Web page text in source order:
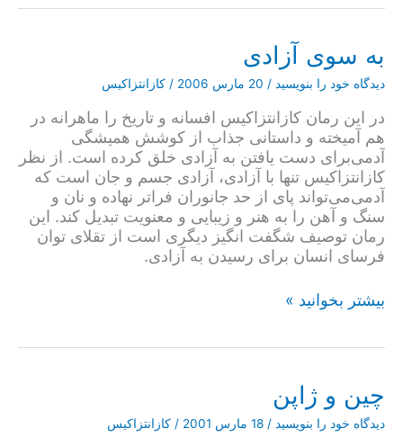
به سوی آزادی
دیدگاه‌ خود را بنویسید / 20 مارس 2006 / کازانتزاکیس
در این رمان کازانتزاکیس افسانه و تاریخ را ماهرانه در
هم آمیخته و داستانی جذاب از کوشش همیشگی
آدمی‌برای دست یافتن به آزادی خلق کرده است. از نظر
کازانتزاکیس تنها با آزادی، آزادی جسم و جان است که
آدمی‌می‌تواند پای از حد جانوران فراتر نهاده و نان و
سنگ و آهن را به هنر و زیبایی و معنویت تبدیل کند. این
رمان توصیف شگفت انگیز دیگری است از تقلای توان
فرسای انسان برای رسیدن به آزادی.
به
بیشتر بخوانید »
چین و ژاپن
دیدگاه‌ خود را بنویسید / 18 مارس 2001 / کازانتزاکیس